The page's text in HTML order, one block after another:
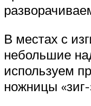
В местах с
небольшие
используем
ножницы «зиг-